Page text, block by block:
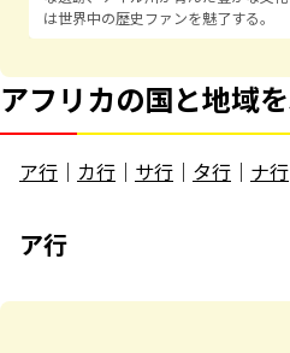
は世界中の歴史ファンを魅了する。
アフリカの国と地域
ア行 ｜ カ行 ｜ サ行 ｜ タ行 ｜ ナ行
ア行